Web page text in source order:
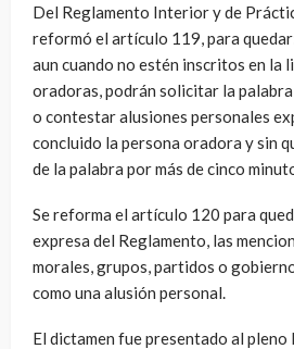
Del Reglamento Interior y de
reformó el artículo 119, para
aun cuando no estén inscritos en la
oradoras, podrán solicitar la
o contestar alusiones personales
concluido la persona oradora y sin
de la palabra por más de cinco
Se reforma el artículo 120 para
expresa del Reglamento, las
morales, grupos, partidos o
como una alusión personal.
El dictamen fue presentado al